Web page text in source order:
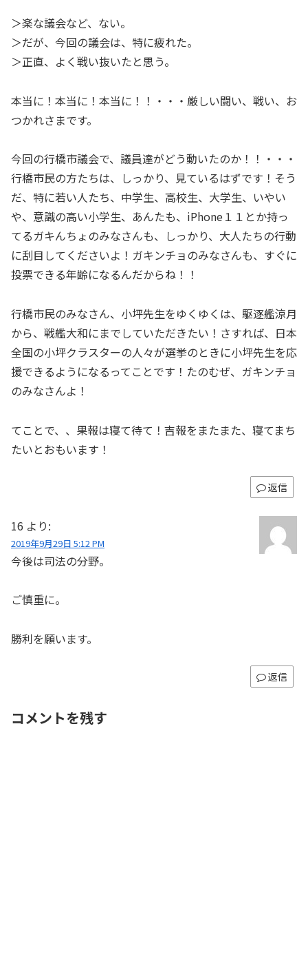
＞楽な議会など、ない。
＞だが、今回の議会は、特に疲れた。
＞正直、よく戦い抜いたと思う。
本当に！本当に！本当に！！・・・厳しい闘い、戦い、お
つかれさまです。
今回の行橋市議会で、議員達がどう動いたのか！！・・・
行橋市民の方たちは、しっかり、見ているはずです！そう
だ、特に若い人たち、中学生、高校生、大学生、いやい
や、意識の高い小学生、あんたも、iPhone１１とか持っ
てるガキんちょのみなさんも、しっかり、大人たちの行動
に刮目してくださいよ！ガキンチョのみなさんも、すぐに
投票できる年齢になるんだからね！！
行橋市民のみなさん、小坪先生をゆくゆくは、駆逐艦涼月
から、戦艦大和にまでしていただきたい！さすれば、日本
全国の小坪クラスターの人々が選挙のときに小坪先生を応
援できるようになるってことです！たのむぜ、ガキンチョ
のみなさんよ！
てことで、、果報は寝て待て！吉報をまたまた、寝てまち
たいとおもいます！
返信
16 より:
2019年9月29日 5:12 PM
今後は司法の分野。
ご慎重に。
勝利を願います。
返信
コメントを残す